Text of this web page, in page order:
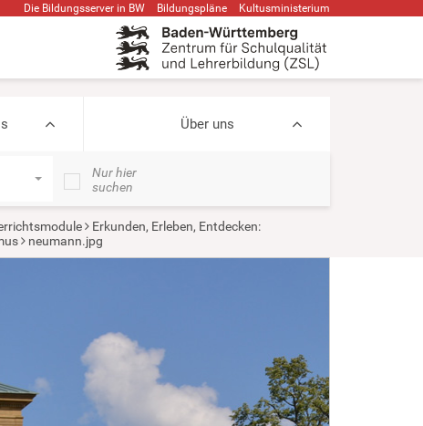
Die Bildungsserver in BW Bildungspläne Kultusministerium
Über uns
Nur hier
suchen
Erkunden, Erleben, Entdecken:
neumann.jpg